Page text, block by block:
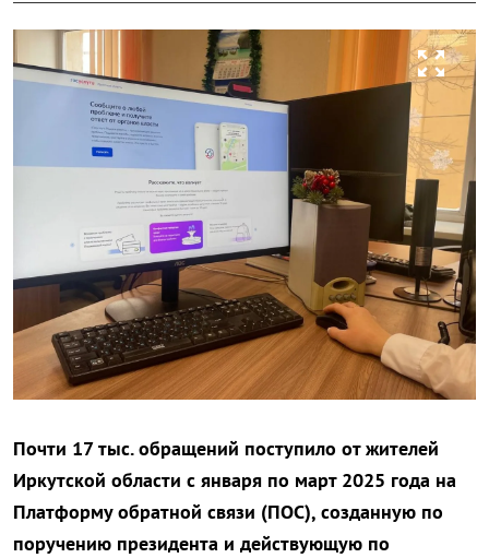
zoom_out_map
Почти 17 тыс. обращений поступило от жителей
Иркутской области с января по март 2025 года на
Платформу обратной связи (ПОС), созданную по
поручению президента и действующую по